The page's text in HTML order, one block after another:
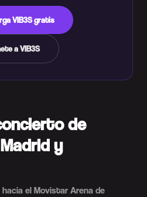
VIB3S gratis
a VIB3S
de
y
el Movistar Arena de